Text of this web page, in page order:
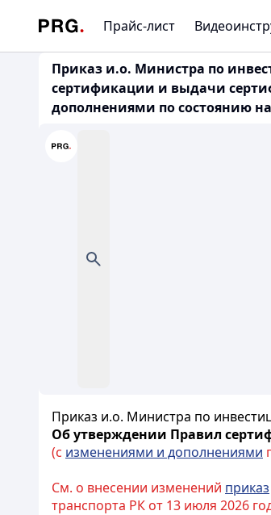
Прайс-лист
Приказ и.о. Министра по
сертификации и выдачи
дополнениями по состоянию на
Приказ и.о. Министра по
Об утверждении Правил
(с изменениями и дополнениями
См. о внесении изменений приказ
транспорта РК от 13 июля 2026